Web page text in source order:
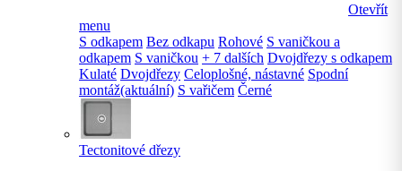
Otevřít
menu
S odkapem Bez odkapu Rohové S vaničkou a
odkapem S vaničkou + 7 dalších Dvojdřezy s odkapem
Kulaté Dvojdřezy Celoplošné, nástavné Spodní
montáž(aktuální) S vařičem Černé
Tectonitové dřezy